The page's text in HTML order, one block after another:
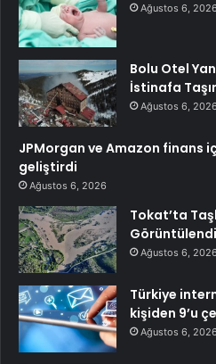
Ağustos 6, 2026
Bolu Otel
İstinafa
Ağustos 6, 2026
JPMorgan ve Amazon finans
geliştirdi
Ağustos 6, 2026
Tokat’ta
Görüntülendi
Ağustos 6, 2026
Türkiye
kişiden 9’u
Ağustos 6, 2026